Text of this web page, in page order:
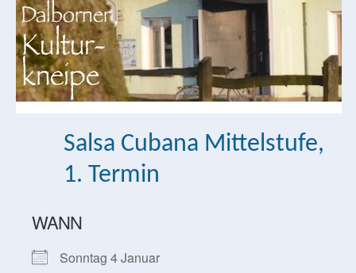
Salsa Cubana Mittelstufe,
1. Termin
WANN
Sonntag 4 Januar